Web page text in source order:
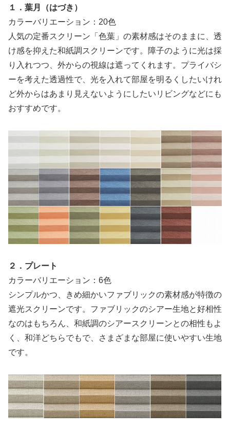
１．葉月（はづき）
カラーバリエーション：20色
人気の定番スクリーン「色葉」の素材感はそのままに、透
け感を抑えた和紙調スクリーンです。障子のように光は採
り入れつつ、外からの視線は遮ってくれます。プライバシ
ーを考えた透過性で、光を入れて部屋を明るくしたいけれ
ど外からはあまり見えないようにしたいリビングなどにも
おすすめです。
２．プレート
カラーバリエーション：6色
シンプルかつ、きめ細かいファブリックの素材感が特徴の
遮光スクリーンです。ファブリックのシアー生地と好相性
なのはもちろん、和紙調のシアースクリーンとの相性もよ
く、和洋どちらでもで、さまざまな部屋に使いやすい生地
です。